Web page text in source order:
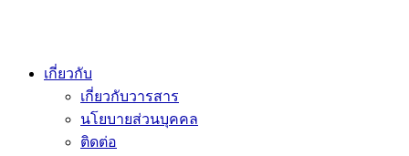
เกี่ยวกับ
เกี่ยวกับวารสาร
นโยบายส่วนบุคคล
ติดต่อ